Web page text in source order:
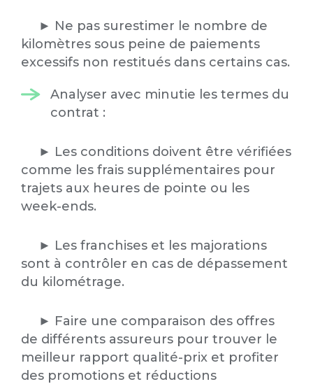
► Ne pas surestimer le nombre de
kilomètres sous peine de paiements
excessifs non restitués dans certains cas.
Analyser avec minutie les termes du
contrat :
► Les conditions doivent être vérifiées
comme les frais supplémentaires pour
trajets aux heures de pointe ou les
week-ends.
► Les franchises et les majorations
sont à contrôler en cas de dépassement
du kilométrage.
► Faire une comparaison des offres
de différents assureurs pour trouver le
meilleur rapport qualité-prix et profiter
des promotions et réductions